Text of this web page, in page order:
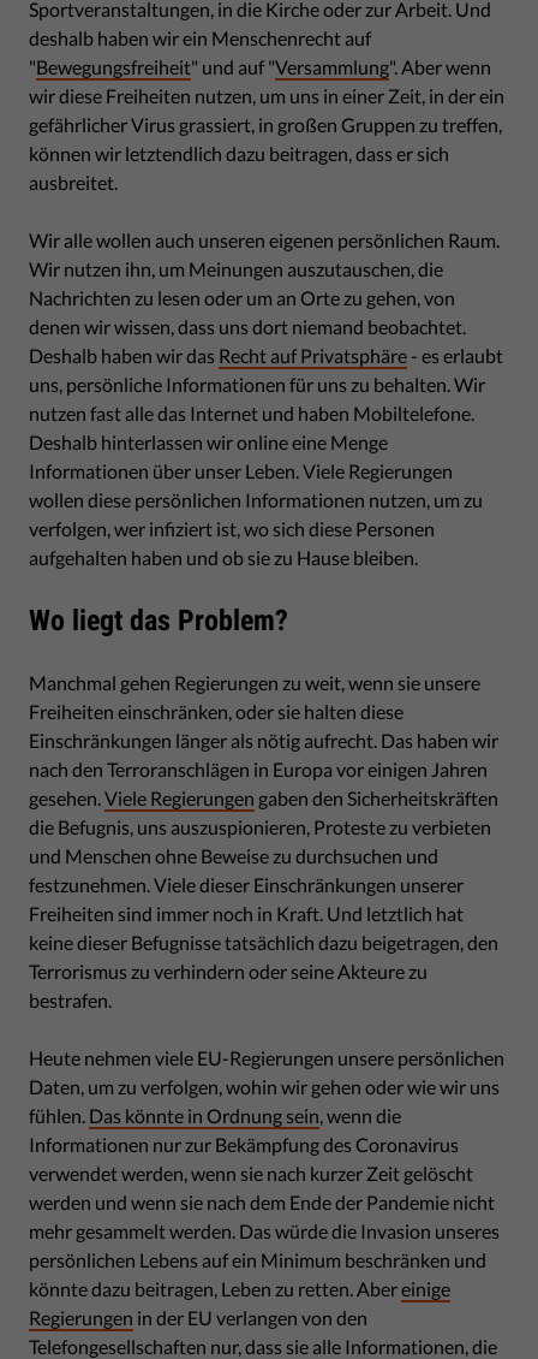
Sportveranstaltungen, in die Kirche oder zur Arbeit. Und
deshalb haben wir ein Menschenrecht auf
"Bewegungsfreiheit" und auf "Versammlung". Aber wenn
wir diese Freiheiten nutzen, um uns in einer Zeit, in der ein
gefährlicher Virus grassiert, in großen Gruppen zu treffen,
können wir letztendlich dazu beitragen, dass er sich
ausbreitet.
Wir alle wollen auch unseren eigenen persönlichen Raum.
Wir nutzen ihn, um Meinungen auszutauschen, die
Nachrichten zu lesen oder um an Orte zu gehen, von
denen wir wissen, dass uns dort niemand beobachtet.
Deshalb haben wir das Recht auf Privatsphäre - es erlaubt
uns, persönliche Informationen für uns zu behalten. Wir
nutzen fast alle das Internet und haben Mobiltelefone.
Deshalb hinterlassen wir online eine Menge
Informationen über unser Leben. Viele Regierungen
wollen diese persönlichen Informationen nutzen, um zu
verfolgen, wer infiziert ist, wo sich diese Personen
aufgehalten haben und ob sie zu Hause bleiben.
Wo liegt das Problem?
Manchmal gehen Regierungen zu weit, wenn sie unsere
Freiheiten einschränken, oder sie halten diese
Einschränkungen länger als nötig aufrecht. Das haben wir
nach den Terroranschlägen in Europa vor einigen Jahren
gesehen.Viele Regierungen gaben den Sicherheitskräften
die Befugnis, uns auszuspionieren, Proteste zu verbieten
und Menschen ohne Beweise zu durchsuchen und
festzunehmen. Viele dieser Einschränkungen unserer
Freiheiten sind immer noch in Kraft. Und letztlich hat
keine dieser Befugnisse tatsächlich dazu beigetragen, den
Terrorismus zu verhindern oder seine Akteure zu
bestrafen.
Heute nehmen viele EU-Regierungen unsere persönlichen
Daten, um zu verfolgen, wohin wir gehen oder wie wir uns
fühlen. Das könnte in Ordnung sein, wenn die
Informationen nur zur Bekämpfung des Coronavirus
verwendet werden, wenn sie nach kurzer Zeit gelöscht
werden und wenn sie nach dem Ende der Pandemie nicht
mehr gesammelt werden. Das würde die Invasion unseres
persönlichen Lebens auf ein Minimum beschränken und
könnte dazu beitragen, Leben zu retten. Abereinige
Regierungen in der EU verlangen von den
Telefongesellschaften nur, dass sie alle Informationen, die